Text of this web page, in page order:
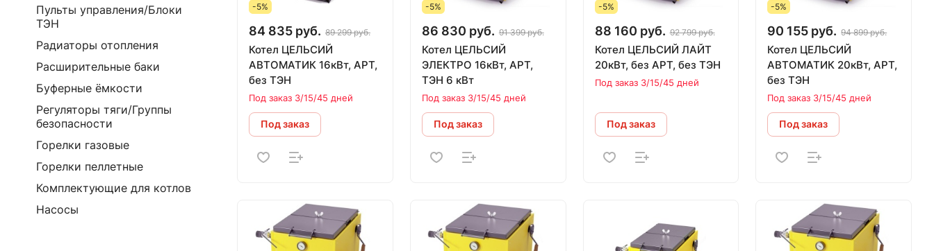
-5%
84 835 руб. 89 299 руб.
Котел ЦЕЛЬСИЙ
АВТОМАТИК 16кВт, АРТ,
без ТЭН
Под заказ 3/15/45 дней
Под заказ
-5%
86 830 руб. 91 399 руб.
Котел ЦЕЛЬСИЙ
ЭЛЕКТРО 16кВт, АРТ,
ТЭН 6 кВт
Под заказ 3/15/45 дней
Под заказ
-5%
88 160 руб. 92 799 руб.
Котел ЦЕЛЬСИЙ ЛАЙТ
20кВт, без АРТ, без ТЭН
Под заказ 3/15/45 дней
Под заказ
-5%
90 155 руб. 94 899 руб.
Котел ЦЕЛЬСИЙ
АВТОМАТИК 20кВт, АРТ,
без ТЭН
Под заказ 3/15/45 дней
Под заказ
Пульты управления/Блоки
ТЭН
Радиаторы отопления
Расширительные баки
Буферные ёмкости
Регуляторы тяги/Группы
безопасности
Горелки газовые
Горелки пеллетные
Комплектующие для котлов
Насосы